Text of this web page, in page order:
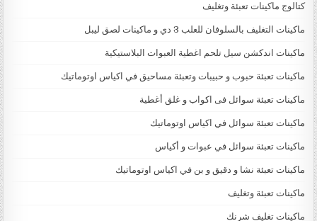
كتالوج ماكينات تعبئة وتغليف
ماكينات التغليف بالسلوفان للعلب 3 دي و ماكينات لصق ليبل
ماكينات اندكشن سيل تلحم اغطية العبوات البلاستيكية
ماكينات تعبئة حبوب و حبيبات وتعبئة مساحيق في اكياس اوتوماتيك
ماكينات تعبئة سوائل فى اكواب و غلق أغطية
ماكينات تعبئة سوائل في اكياس اوتوماتيك
ماكينات تعبئة سوائل في عبوات و أكياس
ماكينات تعبئة نشا و دقيق و بن في اكياس اوتوماتيك
ماكينات تعبئة وتغليف
ماكينات تغليف شرنك